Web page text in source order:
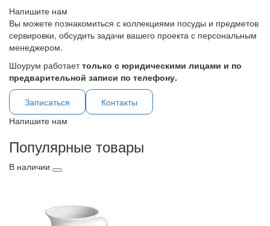
Напишите нам
Вы можете познакомиться с коллекциями посуды и предметов
сервировки, обсудить задачи вашего проекта с персональным
менеджером.
Шоурум работаеттолько с юридическими лицами и по
предварительной записи по телефону.
Записаться
Контакты
Напишите нам
Популярные товары
В наличии